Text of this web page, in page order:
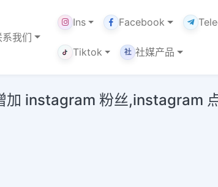
系我们
Ins Facebook
Tiktok 社 社媒产品
加 instagram 粉丝,instagram